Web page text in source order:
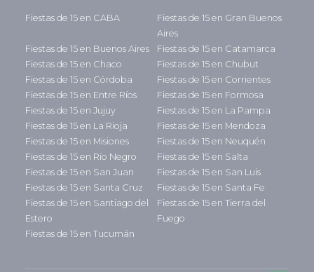
Fiestas de 15 en CABA
Fiestas de 15 en Gran Buenos
Aires
Fiestas de 15 en Buenos Aires
Fiestas de 15 en Catamarca
Fiestas de 15 en Chaco
Fiestas de 15 en Chubut
Fiestas de 15 en Córdoba
Fiestas de 15 en Corrientes
Fiestas de 15 en Entre Ríos
Fiestas de 15 en Formosa
Fiestas de 15 en Jujuy
Fiestas de 15 en La Pampa
Fiestas de 15 en La Rioja
Fiestas de 15 en Mendoza
Fiestas de 15 en Misiones
Fiestas de 15 en Neuquén
Fiestas de 15 en Río Negro
Fiestas de 15 en Salta
Fiestas de 15 en San Juan
Fiestas de 15 en San Luis
Fiestas de 15 en Santa Cruz
Fiestas de 15 en Santa Fe
Fiestas de 15 en Santiago del
Estero
Fiestas de 15 en Tierra del
Fuego
Fiestas de 15 en Tucumán